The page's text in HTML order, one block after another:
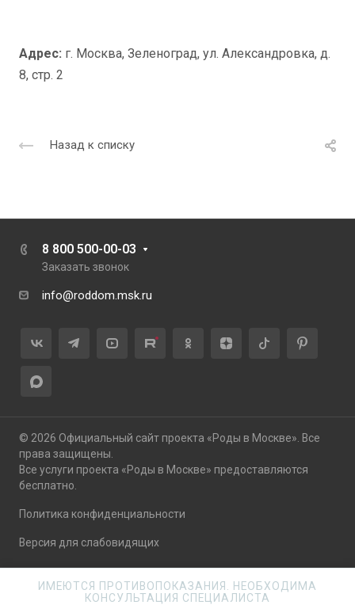
Адрес: г. Москва, Зеленоград, ул. Александровка, д.
8, стр. 2
Назад к списку
8 800 500-00-03
Заказать звонок
info@roddom.msk.ru
© 2026 Официальный сайт проекта «Роды в Москве». Все
права защищены.
Все услуги проекта «Роды в Москве» предоставляются
бесплатно.
Политика конфиденциальности
Версия для слабовидящих
ИМЕЮТСЯ ПРОТИВОПОКАЗАНИЯ. НЕОБХОДИМА
КОНСУЛЬТАЦИЯ СПЕЦИАЛИСТА